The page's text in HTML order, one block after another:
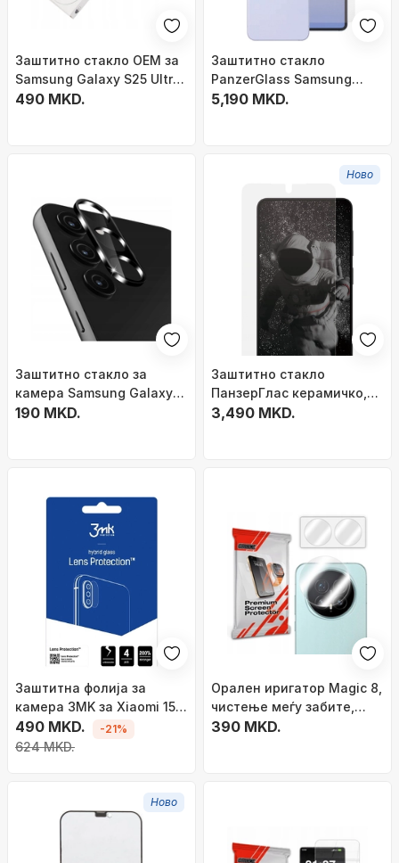
Заштитно стакло OEM за
Samsung Galaxy S25 Ultra,
2.5D, 9H, сет од 10
490 MKD.
Заштитно стакло
PanzerGlass Samsung
Galaxy Z Flip7, стакло и
5,190 MKD.
Заштитно стакло за
камера Samsung Galaxy
A16, 5D Full Glue, црно
190 MKD.
Ново
Заштитно стакло
ПанзерГлас керамичко,
Самсунг Галакси S26+,
3,490 MKD.
Заштитна фолија за
камера 3MK за Xiaomi 15T
Pro, зајакнато стакло,
проѕирна
490 MKD.
624 MKD.
-21%
Орален иригатор Magic 8,
чистење меѓу забите,
пренослив
390 MKD.
Ново